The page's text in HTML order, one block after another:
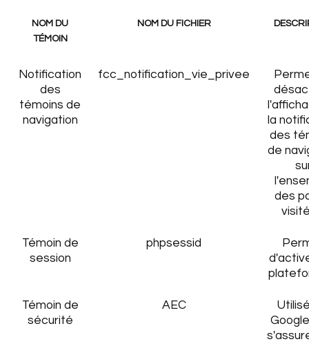
NOM DU
TÉMOIN
NOM DU FICHIER
Notification
des
témoins de
navigation
fcc_notification_vie_privee
la
des
de
des
Témoin de
session
phpsessid
Témoin de
sécurité
AEC